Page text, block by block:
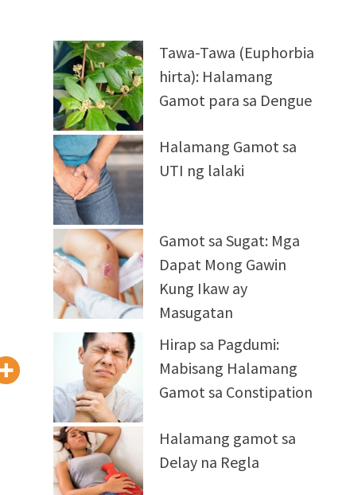
Tawa-Tawa (Euphorbia
hirta): Halamang
Gamot para sa Dengue
Halamang Gamot sa
UTI ng lalaki
Gamot sa Sugat: Mga
Dapat Mong Gawin
Kung Ikaw ay
Masugatan
Hirap sa Pagdumi:
Mabisang Halamang
Gamot sa Constipation
Halamang gamot sa
Delay na Regla